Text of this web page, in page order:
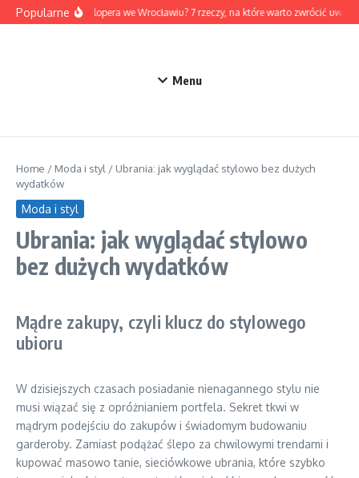
Przejdź do treści
Popularne
Jak wybrać dewelopera we Wrocławiu? 7 rzeczy, na które warto zwrócić
Menu
Home / Moda i styl / Ubrania: jak wyglądać stylowo bez dużych
wydatków
Moda i styl
Ubrania: jak wyglądać stylowo
bez dużych wydatków
Mądre zakupy, czyli klucz do stylowego
ubioru
W dzisiejszych czasach posiadanie nienagannego stylu nie
musi wiązać się z opróżnianiem portfela. Sekret tkwi w
mądrym podejściu do zakupów i świadomym budowaniu
garderoby. Zamiast podążać ślepo za chwilowymi trendami i
kupować masowo tanie, sieciówkowe ubrania, które szybko